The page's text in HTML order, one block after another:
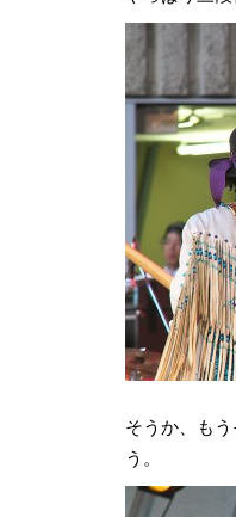
そうか、も
う。